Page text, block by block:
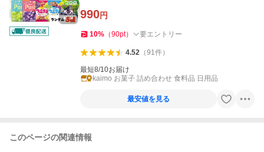
990円
10% （90pt） 要エントリー
4.52（91件）
最短8/10お届け
kaimo お菓子 詰め合わせ 食料品 日用品
最安値を見る
このページの関連情報